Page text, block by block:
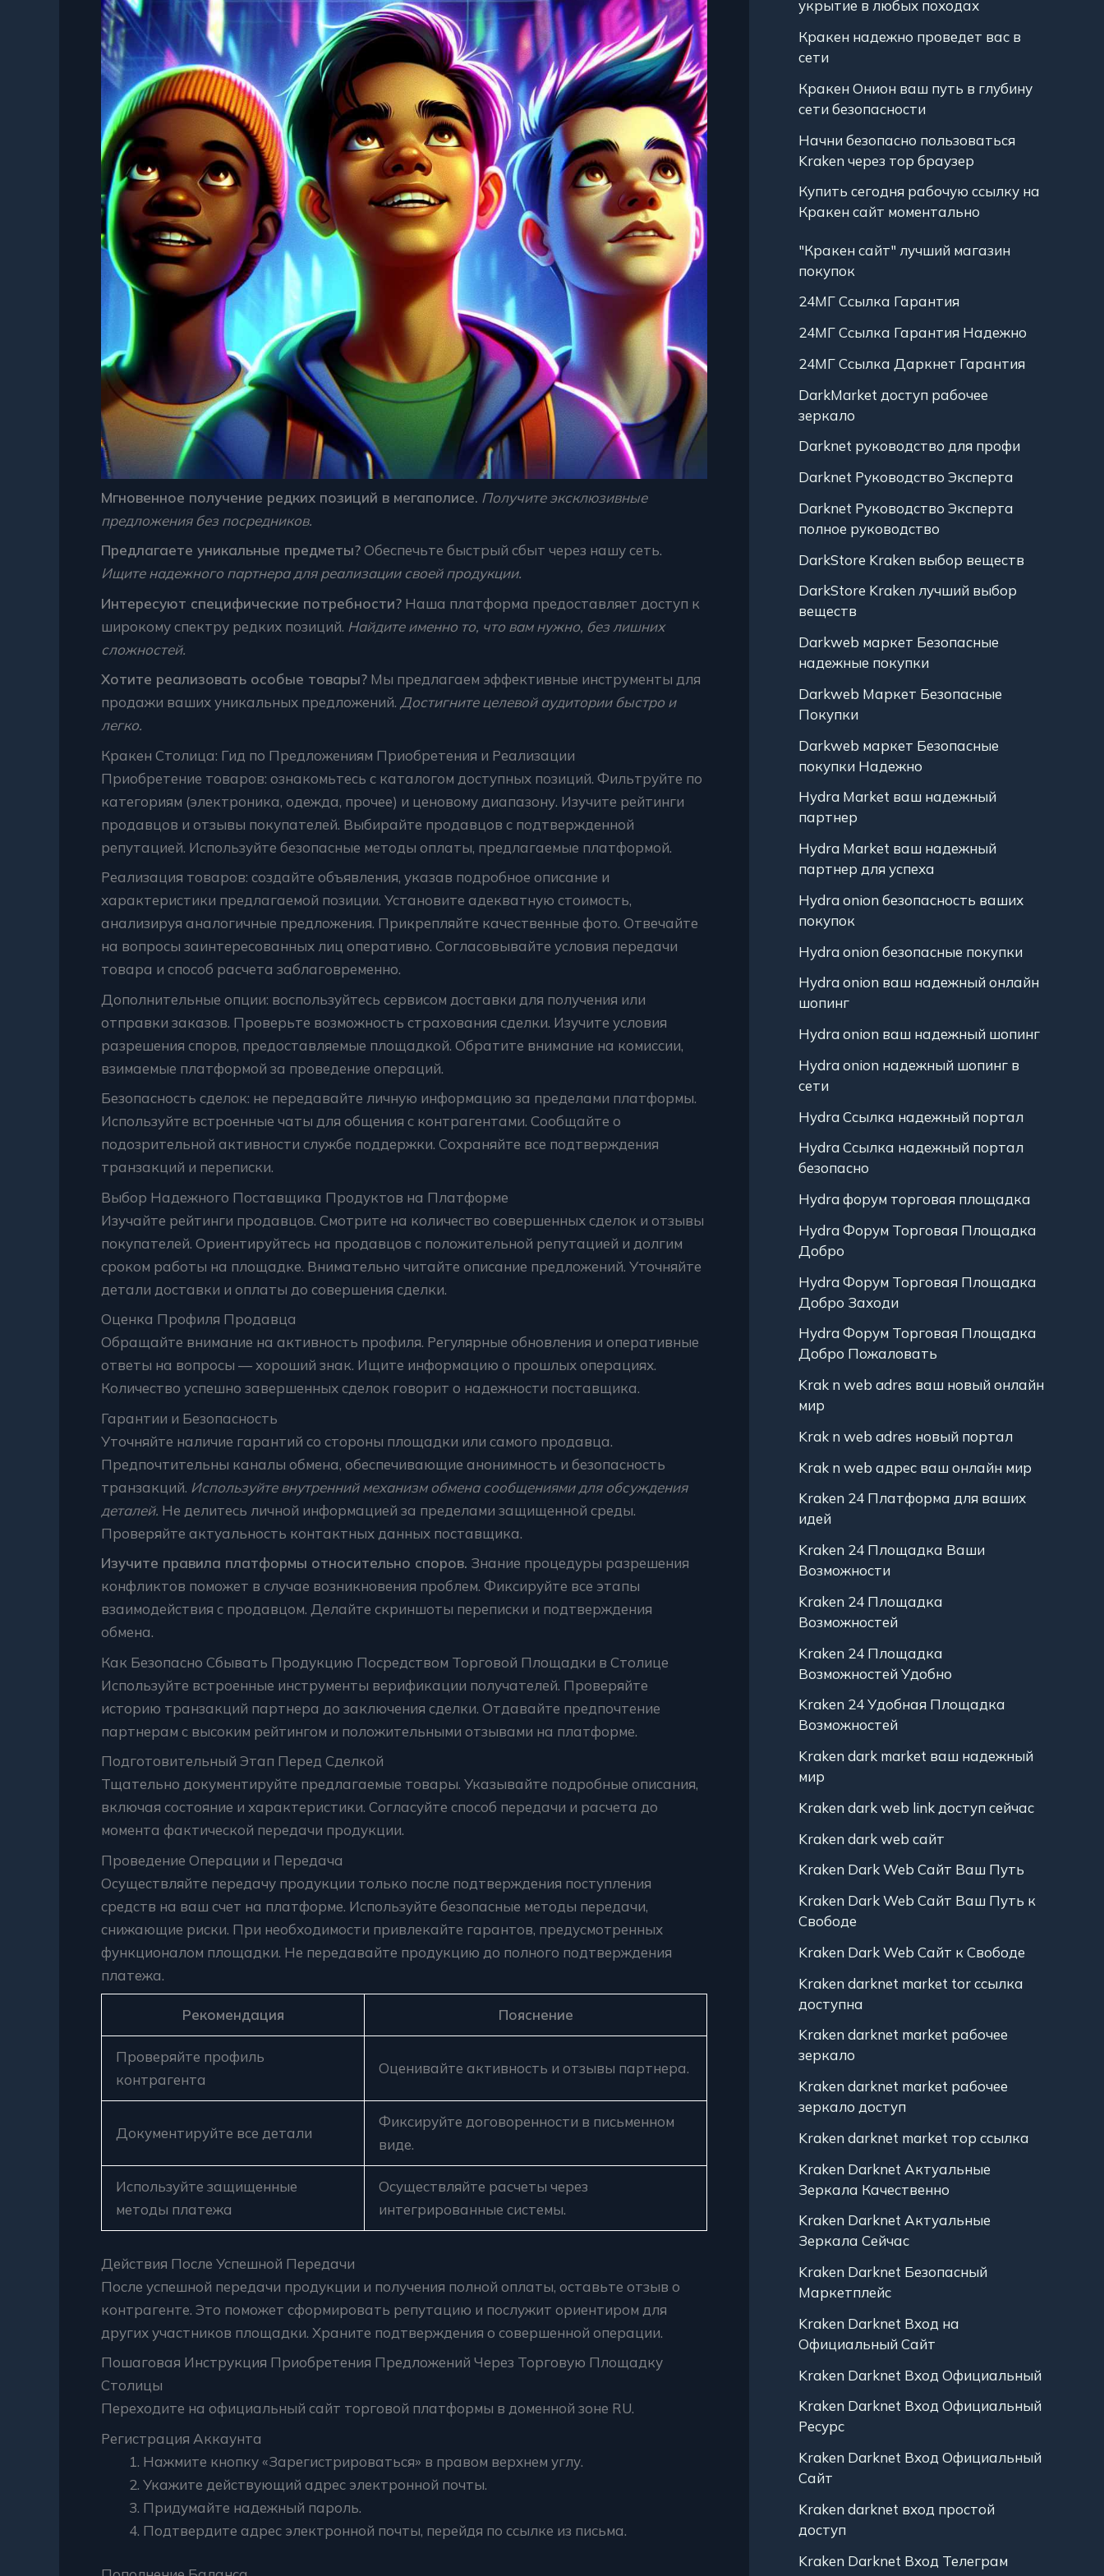
Мгновенное получение редких позиций в мегаполисе. Получите эксклюзивные
предложения без посредников.
Предлагаете уникальные предметы?Обеспечьте быстрый сбыт через нашу сеть.
Ищите надежного партнера для реализации своей продукции.
Интересуют специфические потребности? Наша платформа предоставляет доступ к
широкому спектру редких позиций. Найдите именно то, что вам нужно, без лишних
сложностей.
Хотите реализовать особые товары? Мы предлагаем эффективные инструменты для
продажи ваших уникальных предложений. Достигните целевой аудитории быстро и
легко.
Кракен Столица: Гид по Предложениям Приобретения и Реализации
Приобретение товаров: ознакомьтесь с каталогом доступных позиций. Фильтруйте по
категориям (электроника, одежда, прочее) и ценовому диапазону. Изучите рейтинги
продавцов и отзывы покупателей. Выбирайте продавцов с подтвержденной
репутацией. Используйте безопасные методы оплаты, предлагаемые платформой.
Реализация товаров: создайте объявления, указав подробное описание и
характеристики предлагаемой позиции. Установите адекватную стоимость,
анализируя аналогичные предложения. Прикрепляйте качественные фото. Отвечайте
на вопросы заинтересованных лиц оперативно. Согласовывайте условия передачи
товара и способ расчета заблаговременно.
Дополнительные опции: воспользуйтесь сервисом доставки для получения или
отправки заказов. Проверьте возможность страхования сделки. Изучите условия
разрешения споров, предоставляемые площадкой. Обратите внимание на комиссии,
взимаемые платформой за проведение операций.
Безопасность сделок: не передавайте личную информацию за пределами платформы.
Используйте встроенные чаты для общения с контрагентами. Сообщайте о
подозрительной активности службе поддержки. Сохраняйте все подтверждения
транзакций и переписки.
Выбор Надежного Поставщика Продуктов на Платформе
Изучайте рейтинги продавцов. Смотрите на количество совершенных сделок и отзывы
покупателей. Ориентируйтесь на продавцов с положительной репутацией и долгим
сроком работы на площадке. Внимательно читайте описание предложений. Уточняйте
детали доставки и оплаты до совершения сделки.
Оценка Профиля Продавца
Обращайте внимание на активность профиля. Регулярные обновления и оперативные
ответы на вопросы — хороший знак. Ищите информацию о прошлых операциях.
Количество успешно завершенных сделок говорит о надежности поставщика.
Гарантии и Безопасность
Уточняйте наличие гарантий со стороны площадки или самого продавца.
Предпочтительны каналы обмена, обеспечивающие анонимность и безопасность
транзакций. Используйте внутренний механизм обмена сообщениями для обсуждения
деталей. Не делитесь личной информацией за пределами защищенной среды.
Проверяйте актуальность контактных данных поставщика.
Изучите правила платформы относительно споров. Знание процедуры разрешения
конфликтов поможет в случае возникновения проблем. Фиксируйте все этапы
взаимодействия с продавцом. Делайте скриншоты переписки и подтверждения
обмена.
Как Безопасно Сбывать Продукцию Посредством Торговой Площадки в Столице
Используйте встроенные инструменты верификации получателей. Проверяйте
историю транзакций партнера до заключения сделки. Отдавайте предпочтение
партнерам с высоким рейтингом и положительными отзывами на платформе.
Подготовительный Этап Перед Сделкой
Тщательно документируйте предлагаемые товары. Указывайте подробные описания,
включая состояние и характеристики. Согласуйте способ передачи и расчета до
момента фактической передачи продукции.
Проведение Операции и Передача
Осуществляйте передачу продукции только после подтверждения поступления
средств на ваш счет на платформе. Используйте безопасные методы передачи,
снижающие риски. При необходимости привлекайте гарантов, предусмотренных
функционалом площадки. Не передавайте продукцию до полного подтверждения
платежа.
Рекомендация Пояснение
Проверяйте профиль
контрагента
Оценивайте активность и отзывы партнера.
Документируйте все детали
Фиксируйте договоренности в письменном
виде.
Используйте защищенные
методы платежа
Осуществляйте расчеты через
интегрированные системы.
Действия После Успешной Передачи
После успешной передачи продукции и получения полной оплаты, оставьте отзыв о
контрагенте. Это поможет сформировать репутацию и послужит ориентиром для
других участников площадки. Храните подтверждения о совершенной операции.
Пошаговая Инструкция Приобретения Предложений Через Торговую Площадку
Столицы
Переходите на официальный сайт торговой платформы в доменной зоне RU.
Регистрация Аккаунта
Нажмите кнопку «Зарегистрироваться» в правом верхнем углу.
Укажите действующий адрес электронной почты.
Придумайте надежный пароль.
Подтвердите адрес электронной почты, перейдя по ссылке из письма.
укрытие в любых походах
Кракен надежно проведет вас в
сети
Кракен Онион ваш путь в глубину
сети безопасности
Начни безопасно пользоваться
Kraken через тор браузер
Купить сегодня рабочую ссылку на
Кракен сайт моментально
"Кракен сайт" лучший магазин
покупок
24МГ Ссылка Гарантия
24МГ Ссылка Гарантия Надежно
24МГ Ссылка Даркнет Гарантия
DarkMarket доступ рабочее
зеркало
Darknet руководство для профи
Darknet Руководство Эксперта
Darknet Руководство Эксперта
полное руководство
DarkStore Kraken выбор веществ
DarkStore Kraken лучший выбор
веществ
Darkweb маркет Безопасные
надежные покупки
Darkweb Маркет Безопасные
Покупки
Darkweb маркет Безопасные
покупки Надежно
Hydra Market ваш надежный
партнер
Hydra Market ваш надежный
партнер для успеха
Hydra onion безопасность ваших
покупок
Hydra onion безопасные покупки
Hydra onion ваш надежный онлайн
шопинг
Hydra onion ваш надежный шопинг
Hydra onion надежный шопинг в
сети
Hydra Ссылка надежный портал
Hydra Ссылка надежный портал
безопасно
Hydra форум торговая площадка
Hydra Форум Торговая Площадка
Добро
Hydra Форум Торговая Площадка
Добро Заходи
Hydra Форум Торговая Площадка
Добро Пожаловать
Krak n web adres ваш новый онлайн
мир
Krak n web adres новый портал
Krak n web адрес ваш онлайн мир
Kraken 24 Платформа для ваших
идей
Kraken 24 Площадка Ваши
Возможности
Kraken 24 Площадка
Возможностей
Kraken 24 Площадка
Возможностей Удобно
Kraken 24 Удобная Площадка
Возможностей
Kraken dark market ваш надежный
мир
Kraken dark web link доступ сейчас
Kraken dark web сайт
Kraken Dark Web Сайт Ваш Путь
Kraken Dark Web Сайт Ваш Путь к
Свободе
Kraken Dark Web Сайт к Свободе
Kraken darknet market tor ссылка
доступна
Kraken darknet market рабочее
зеркало
Kraken darknet market рабочее
зеркало доступ
Kraken darknet market тор ссылка
Kraken Darknet Актуальные
Зеркала Качественно
Kraken Darknet Актуальные
Зеркала Сейчас
Kraken Darknet Безопасный
Маркетплейс
Kraken Darknet Вход на
Официальный Сайт
Kraken Darknet Вход Официальный
Kraken Darknet Вход Официальный
Ресурс
Kraken Darknet Вход Официальный
Сайт
Kraken darknet вход простой
доступ
Kraken Darknet Вход Телеграм